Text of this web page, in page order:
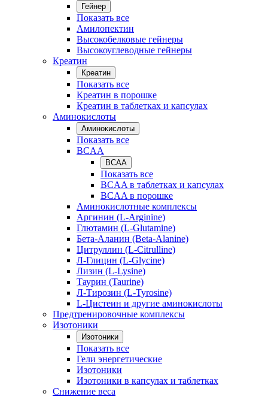
Гейнер
Показать все
Амилопектин
Высокобелковые гейнеры
Высокоуглеводные гейнеры
Креатин
Креатин
Показать все
Креатин в порошке
Креатин в таблетках и капсулах
Аминокислоты
Аминокислоты
Показать все
BCAA
BCAA
Показать все
BCAA в таблетках и капсулах
BCAA в порошке
Аминокислотные комплексы
Аргинин (L-Arginine)
Глютамин (L-Glutamine)
Бета-Аланин (Beta-Alanine)
Цитруллин (L-Citrulline)
Л-Глицин (L-Glycine)
Лизин (L-Lysine)
Таурин (Taurine)
Л-Тирозин (L-Tyrosine)
L-Цистеин и другие аминокислоты
Предтренировочные комплексы
Изотоники
Изотоники
Показать все
Гели энергетические
Изотоники
Изотоники в капсулах и таблетках
Снижение веса